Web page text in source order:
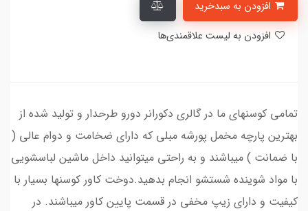
تمامی کوسنهای ما در گالری دکورانر دورو طرحدار و تولید شده از
بهترین پارچه مخمل پورشه مبلی که دارای ضخامت و دوام عالی (
با ضمانت ) میباشند و به راحتی میتوانید داخل ماشین لباسشویی
با مواد شوینده شستشو انجام بدهید.دوخت کاور کوسنها بسیار با
کیفیت و دارای زیپ مخفی در قسمت پایین کاور میباشند. در